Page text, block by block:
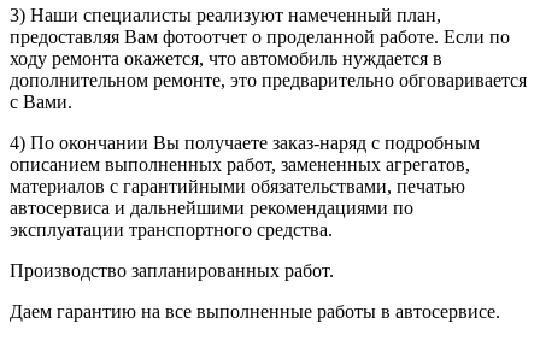
3) Наши специалисты реализуют намеченный план,
предоставляя Вам фотоотчет о проделанной работе. Если по
ходу ремонта окажется, что автомобиль нуждается в
дополнительном ремонте, это предварительно обговаривается
с Вами.
4) По окончании Вы получаете заказ-наряд с подробным
описанием выполненных работ, замененных агрегатов,
материалов с гарантийными обязательствами, печатью
автосервиса и дальнейшими рекомендациями по
эксплуатации транспортного средства.
Производство запланированных работ.
Даем гарантию на все выполненные работы в автосервисе.